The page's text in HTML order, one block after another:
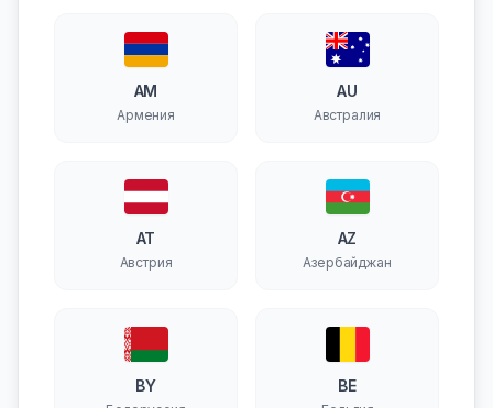
AM
Армения
AU
Австралия
AT
Австрия
AZ
Азербайджан
BY BE